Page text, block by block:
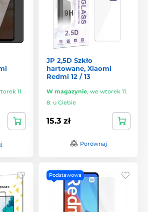
11.
JP 2,5D Szkło
hartowane, Xiaomi
Redmi 12 / 13
W magazynie, we wtorek 11.
8. u Ciebie
15.3 zł
Porównaj
Podstawowa